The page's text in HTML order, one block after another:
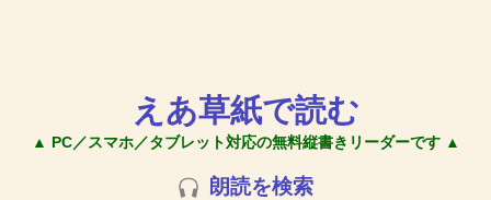
えあ草紙で読む
▲ PC／スマホ／タブレット対応の無料縦書きリーダーです ▲
朗読を検索